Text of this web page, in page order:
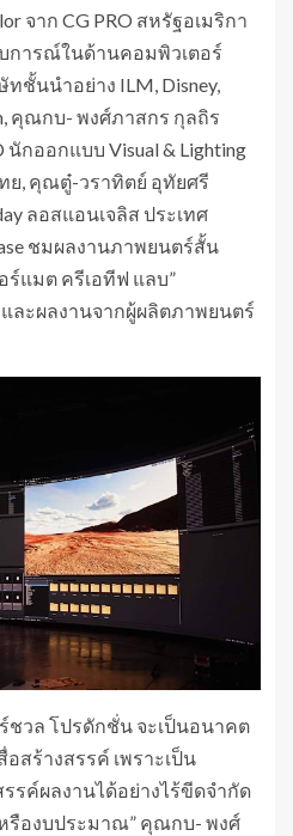
จาก CG PRO สหรัฐอเมริกา
การณ์ในด้านคอมพิวเตอร์
ชั้นนำอย่าง ILM, Disney,
คุณกบ- พงศ์ภาสกร กุลถิร
นักออกแบบ​ Visual &​ Lighting
ย, คุณตู๋-วราทิตย์ อุทัยศรี
ลอสแอนเจลิส ประเทศ
ชมผลงานภาพยนตร์สั้น
ร์แมต ครีเอทีฟ แลบ”
และผลงานจากผู้ผลิตภาพยนตร์
ร์ชวล โปรดักชั่น จะเป็นอนาคต
สร้างสรรค์ เพราะเป็น
รค์ผลงานได้อย่างไร้ขีดจำกัด
รืองบประมาณ” คุณกบ- พงศ์